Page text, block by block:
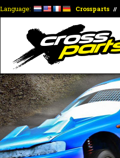
Language: Crossparts //